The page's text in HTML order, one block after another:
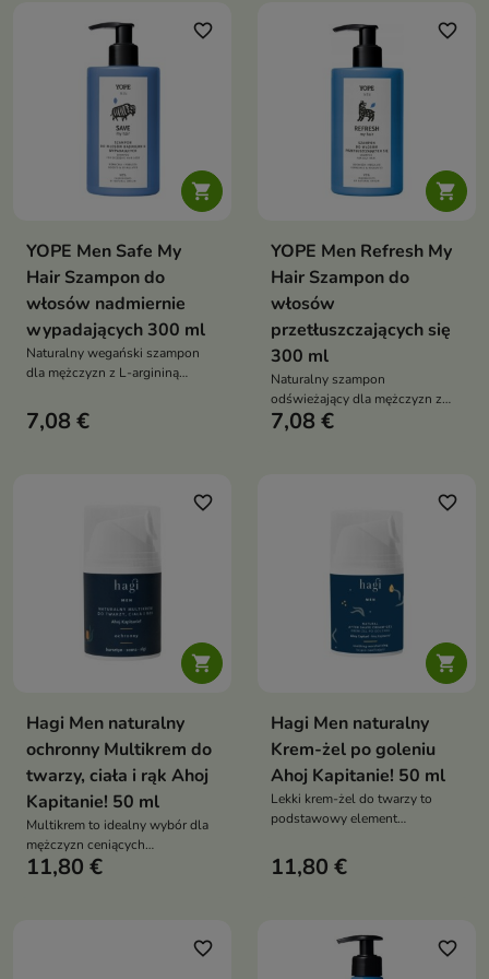

favorite_border
YOPE Men Safe My
Hair Szampon do
włosów nadmiernie
wypadających 300 ml
Naturalny wegański szampon
dla mężczyzn z L-argininą
sabałową który wzmacnia włosy
i ogranicza wypadanie
7,08 €

favorite_border
YOPE Men Refresh My
Hair Szampon do
włosów
przetłuszczających się
300 ml
Naturalny szampon
odświeżający dla mężczyzn z
chmielem kwasem
7,08 €

favorite_border
Hagi Men naturalny
ochronny Multikrem do
twarzy, ciała i rąk Ahoj
Kapitanie! 50 ml
Multikrem to idealny wybór dla
mężczyzn ceniących
funkcjonalność i prostotę w
11,80 €

favorite_border
Hagi Men naturalny
Krem-żel po goleniu
Ahoj Kapitanie! 50 ml
Lekki krem-żel do twarzy to
podstawowy element
11,80 €
favorite_border favorite_border